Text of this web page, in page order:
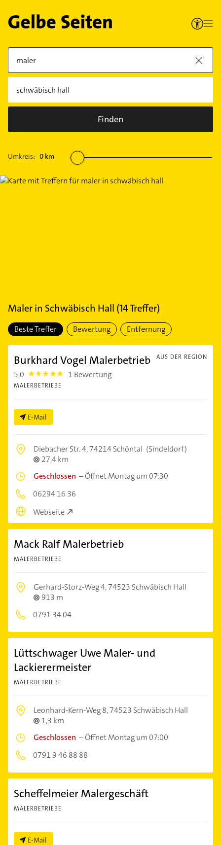
Finden
Umkreis: 0 km
Malerin Schwäbisch Hall (14Treffer)
Beste Treffer Bewertung Entfernung
AUS DER REGION
Burkhard Vogel Malerbetrieb
5,0 5.0 1 Bewertung
MALERBETRIEBE
E-Mail
Diebacher Str. 4,74214 Schöntal (Sindeldorf)
27,4 km
Geschlossen –Öffnet Montag um 07:30
06294 16 36
Webseite
Mack Ralf Malerbetrieb
MALERBETRIEBE
Gerhard-Storz-Weg 4,74523 Schwäbisch Hall
913 m
0791 34 04
Lüttschwager Uwe Maler- und
Lackierermeister
MALERBETRIEBE
Leonhard-Kern-Weg 8,74523 Schwäbisch Hall
1,3 km
Geschlossen –Öffnet Montag um 07:00
0791 9 46 88 88
Scheffelmeier Malergeschäft
MALERBETRIEBE
E-Mail